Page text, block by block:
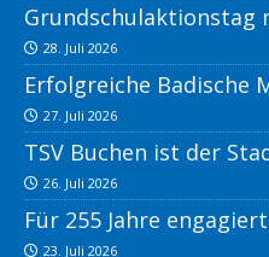
Grundschulaktionstag
28. Juli 2026
Erfolgreiche Badische
27. Juli 2026
TSV Buchen ist der
26. Juli 2026
Für 255 Jahre
23. Juli 2026